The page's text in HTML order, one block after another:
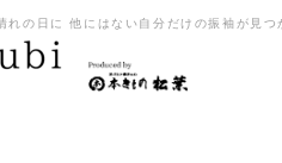
れの日に 他にはない自分だけの振袖が